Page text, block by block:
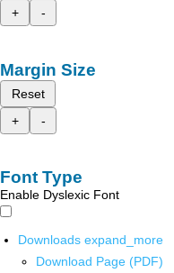
+
-
Margin Size
Reset
+
-
Font Type
Enable Dyslexic Font
Downloads expand_more
Download Page (PDF)